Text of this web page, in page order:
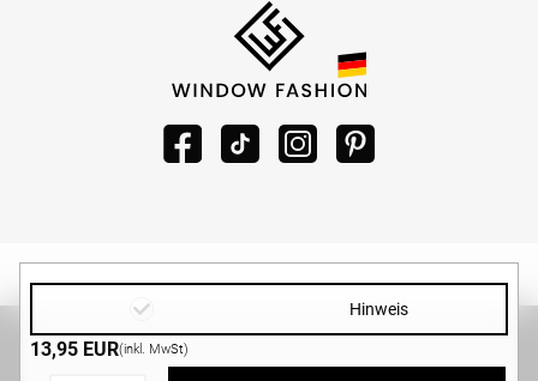
Hinweis
13,95 EUR(inkl. MwSt)
Copyright ©2026 -